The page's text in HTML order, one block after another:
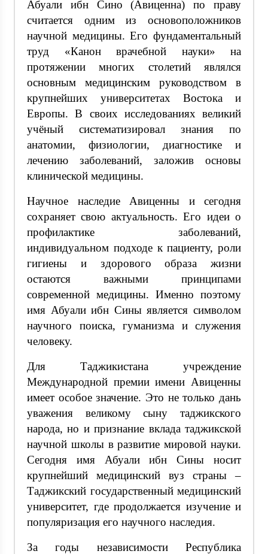
Абуали ибн Сино (Авиценна) по праву
считается одним из основоположников
научной медицины. Его фундаментальный
труд «Канон врачебной науки» на
протяжении многих столетий являлся
основным медицинским руководством в
крупнейших университетах Востока и
Европы. В своих исследованиях великий
учёный систематизировал знания по
анатомии, физиологии, диагностике и
лечению заболеваний, заложив основы
клинической медицины.
Научное наследие Авиценны и сегодня
сохраняет свою актуальность. Его идеи о
профилактике заболеваний,
индивидуальном подходе к пациенту, роли
гигиены и здорового образа жизни
остаются важными принципами
современной медицины. Именно поэтому
имя Абуали ибн Сины является символом
научного поиска, гуманизма и служения
человеку.
Для Таджикистана учреждение
Международной премии имени Авиценны
имеет особое значение. Это не только дань
уважения великому сыну таджикского
народа, но и признание вклада таджикской
научной школы в развитие мировой науки.
Сегодня имя Абуали ибн Сины носит
крупнейший медицинский вуз страны –
Таджикский государственный медицинский
университет, где продолжается изучение и
популяризация его научного наследия.
За годы независимости Республика